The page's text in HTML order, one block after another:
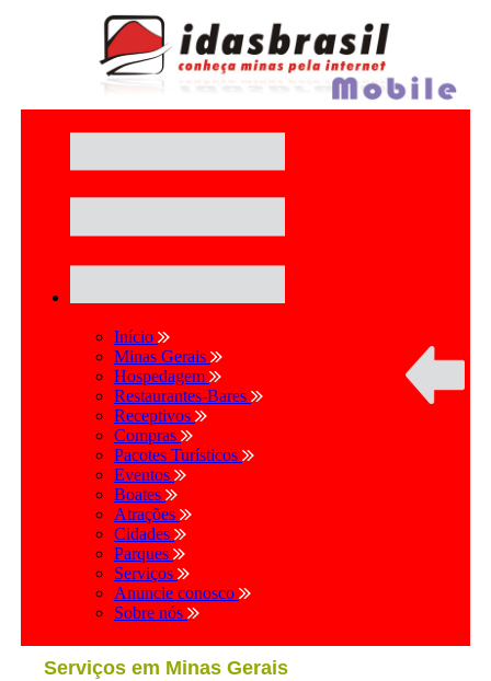
Início
Minas Gerais
Hospedagem
Restaurantes-Bares
Receptivos
Compras
Pacotes Turísticos
Eventos
Boates
Atrações
Cidades
Parques
Serviços
Anuncie conosco
Sobre nós
Serviços em Minas Gerais